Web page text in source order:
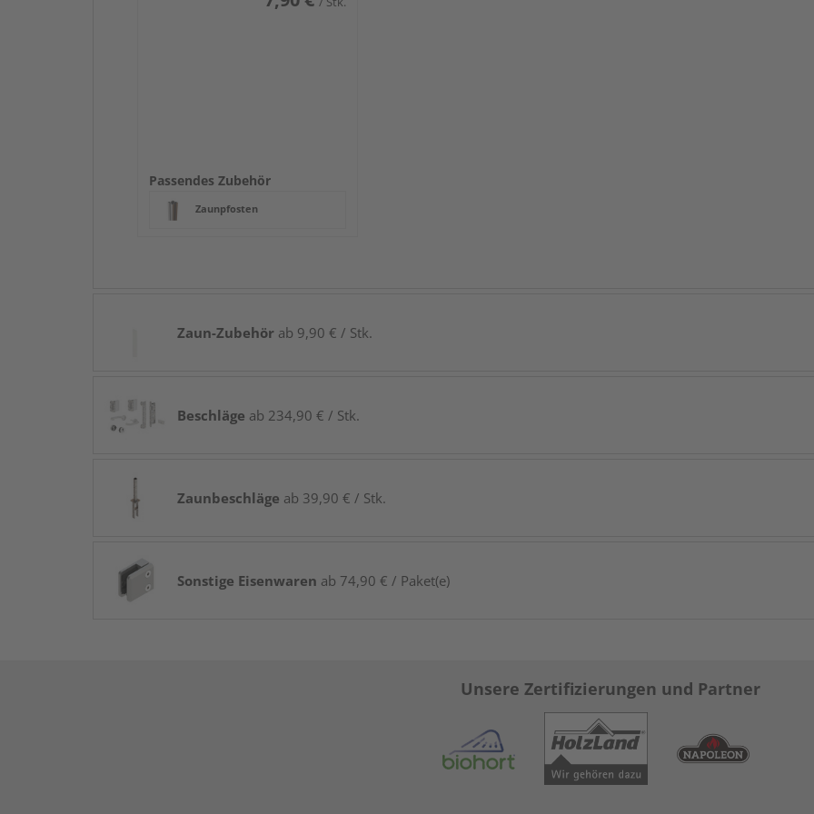
Passendes Zubehör
Zaunpfosten
Zaun-Zubehör ab 9,90 € / Stk.
Beschläge ab 234,90 € / Stk.
Zaunbeschläge ab 39,90 € / Stk.
Sonstige Eisenwaren ab 74,90 € / Paket(e)
Unsere Zertifizierungen und Partner